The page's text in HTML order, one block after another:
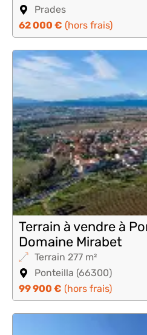
Prades
62 000 € (hors frais)
Terrain à vendre à
Domaine Mirabet
Terrain 277 m²
Ponteilla (66300)
99 900 € (hors frais)